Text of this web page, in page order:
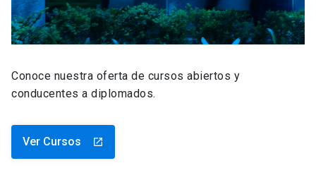
Conoce nuestra oferta de cursos abiertos y
conducentes a diplomados.
Ver Cursos launch